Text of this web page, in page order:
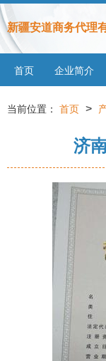
新疆安道商务代理
首页 企业简介
当前位置： 首页 >
济